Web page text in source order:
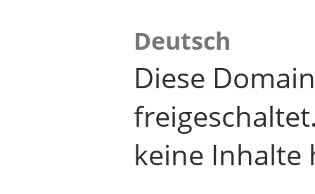
Deutsch
Diese
keine Inhalte